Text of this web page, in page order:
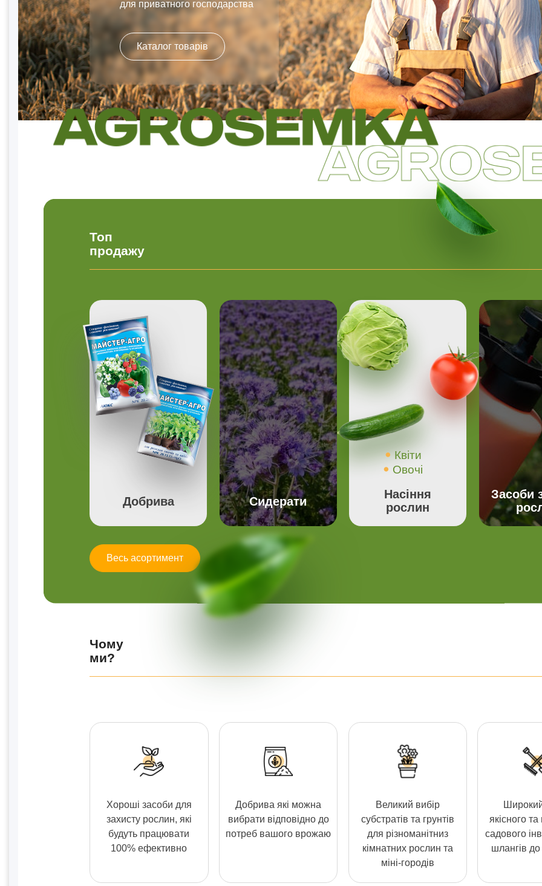
для приватного господарства
Каталог товарів
Топ
продажу
Добрива Сидерати
Квіти
Овочі
Насіння
рослин
Засоби
Весь асортимент
Чому
ми?
Хороші засоби для
захисту рослин, які
будуть працювати
100% ефективно
Добрива які можна
вибрати відповідно до
потреб вашого врожаю
Великий вибір
субстратів та грунтів
для різноманітниз
кімнатних рослин та
міні-городів
якісного
садового
шлангів до